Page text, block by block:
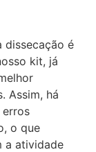
dissecação é
kit, já
Assim, há
erros
o que
a atividade